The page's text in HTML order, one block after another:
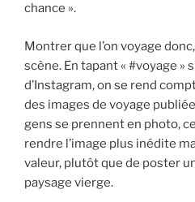
chance ».
Montrer que l’on voyage
scène. En tapant « #voyage »
d’Instagram, on se rend
des images de voyage
gens se prennent en photo,
rendre l’image plus inédite
valeur, plutôt que de poster
paysage vierge.